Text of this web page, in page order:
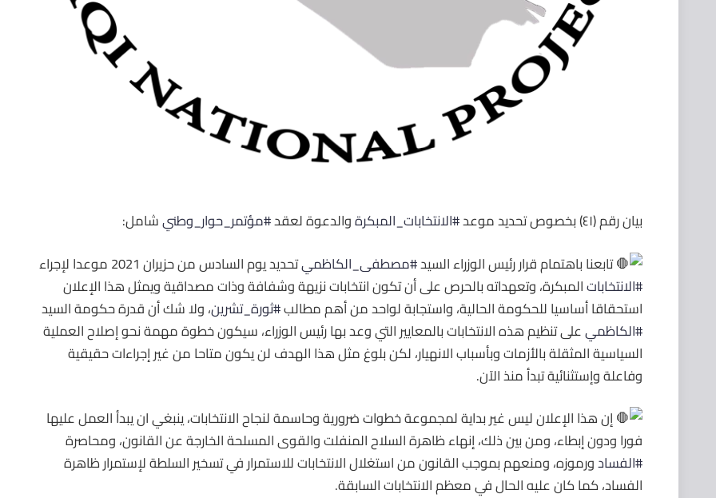
بيان رقم (٤١) بخصوص تحديد موعد #الانتخابات_المبكرةوالدعوة لعقد#مؤتمر_حوار_وطنيشامل:
تابعنا باهتمام قرار رئيس الوزراء السيد#مصطفى_الكاظميتحديد يوم السادس من حزيران 2021 موعدا لإجراء
#الانتخاباتالمبكرة، وتعهداته بالحرص على أن تكون انتخابات نزيهة وشفافة وذات مصداقية ويمثل هذا الإعلان
استحقاقا أساسيا للحكومة الحالية، واستجابة لواحد من أهم مطالب#ثورة_تشرين، ولا شك أن قدرة حكومة السيد
#الكاظميعلى تنظيم هذه الانتخابات بالمعايير التي وعد بها رئيس الوزراء، سيكون خطوة مهمة نحو إصلاح العملية
السياسية المثقلة بالأزمات وبأسباب الانهيار، لكن بلوغ مثل هذا الهدف لن يكون متاحا من غير إجراءات حقيقية
وفاعلة وإستثنائية تبدأ منذ الآن.
إن هذا الإعلان ليس غير بداية لمجموعة خطوات ضرورية وحاسمة لنجاح الانتخابات، ينبغي ان يبدأ العمل عليها
فورا ودون إبطاء، ومن بين ذلك، إنهاء ظاهرة السلاح المنفلت والقوى المسلحة الخارجة عن القانون، ومحاصرة
#الفسادورموزه، ومنعهم بموجب القانون من استغلال الانتخابات للاستمرار في تسخير السلطة لإستمرار ظاهرة
الفساد، كما كان عليه الحال في معظم الانتخابات السابقة.